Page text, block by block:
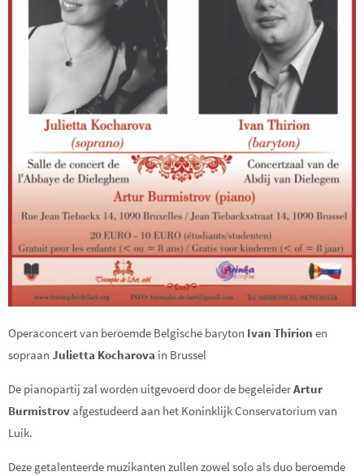
Operaconcert van beroemde Belgische baryton Ivan Thirion en
sopraan Julietta Kocharova in Brussel
De pianopartij zal worden uitgevoerd door de begeleiderArtur
Burmistrov afgestudeerd aan het Koninklijk Conservatorium van
Luik.
Deze getalenteerde muzikanten zullen zowel solo als duo beroemde